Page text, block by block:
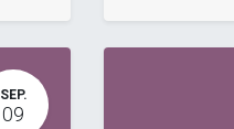
SEP.
09